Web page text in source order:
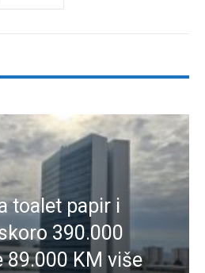
toalet papir i
390.000
89.000 KM više